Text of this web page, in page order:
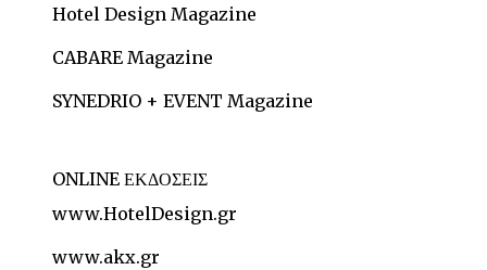
Hotel Design Magazine
CABARE Magazine
SYNEDRIO + EVENT Magazine
ONLINE ΕΚΔΟΣΕΙΣ
www.HotelDesign.gr
www.akx.gr